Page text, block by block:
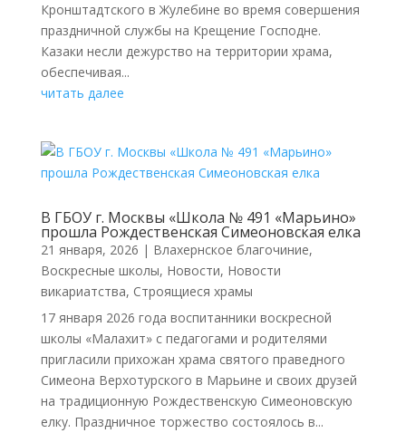
Кронштадтского в Жулебине во время совершения
праздничной службы на Крещение Господне.
Казаки несли дежурство на территории храма,
обеспечивая...
читать далее
В ГБОУ г. Москвы «Школа № 491 «Марьино»
прошла Рождественская Симеоновская елка
21 января, 2026 | Влахернское благочиние,
Воскресные школы, Новости, Новости
викариатства, Строящиеся храмы
17 января 2026 года воспитанники воскресной
школы «Малахит» с педагогами и родителями
пригласили прихожан храма святого праведного
Симеона Верхотурского в Марьине и своих друзей
на традиционную Рождественскую Симеоновскую
елку. Праздничное торжество состоялось в...